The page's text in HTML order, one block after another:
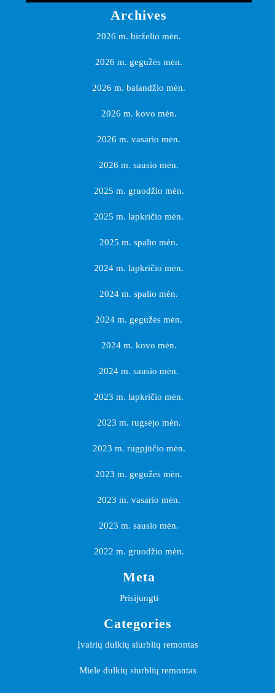
Archives
2026 m. birželio mėn.
2026 m. gegužės mėn.
2026 m. balandžio mėn.
2026 m. kovo mėn.
2026 m. vasario mėn.
2026 m. sausio mėn.
2025 m. gruodžio mėn.
2025 m. lapkričio mėn.
2025 m. spalio mėn.
2024 m. lapkričio mėn.
2024 m. spalio mėn.
2024 m. gegužės mėn.
2024 m. kovo mėn.
2024 m. sausio mėn.
2023 m. lapkričio mėn.
2023 m. rugsėjo mėn.
2023 m. rugpjūčio mėn.
2023 m. gegužės mėn.
2023 m. vasario mėn.
2023 m. sausio mėn.
2022 m. gruodžio mėn.
Meta
Prisijungti
Categories
Įvairių dulkių siurblių remontas
Miele dulkių siurblių remontas